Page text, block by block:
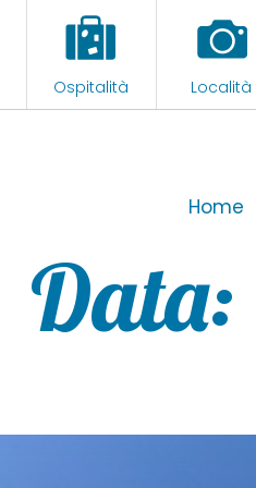
Ospitalità Località
Home
Data: